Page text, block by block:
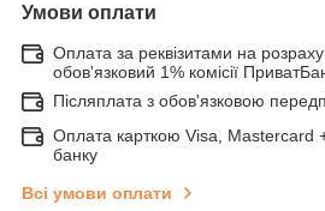
Умови оплати
Оплата за реквізитами на
обов'язковий 1% комісії
Післяплата з обов'язковою
Оплата карткою Visa, Mastercard +
банку
Всі умови оплати